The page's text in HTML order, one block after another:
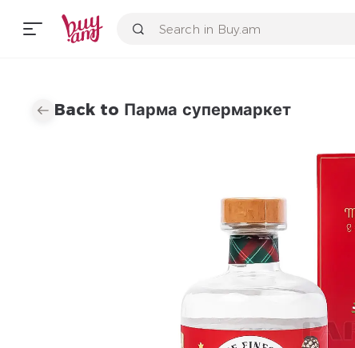
Back to Парма супермаркет